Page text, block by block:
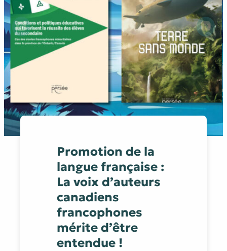
Précédent Suivant
Promotion de la
langue française :
La voix d’auteurs
canadiens
francophones
mérite d’être
entendue !